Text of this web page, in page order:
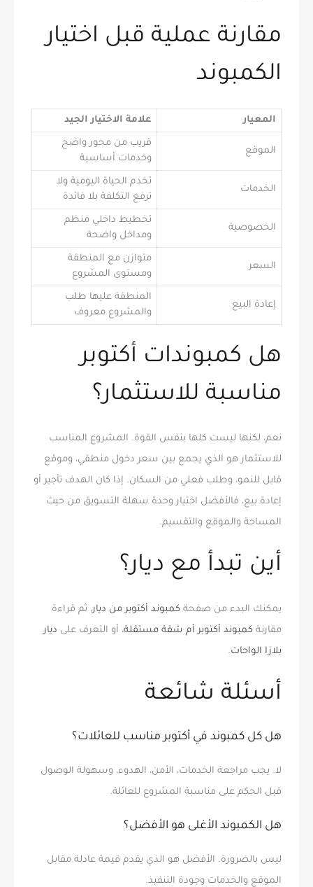
مقارنة عملية قبل اختيار
الكمبوند
المعيار علامة الاختيار الجيد
الموقع
قريب من محور واضح
وخدمات أساسية
الخدمات
تخدم الحياة اليومية ولا
ترفع التكلفة بلا فائدة
الخصوصية
تخطيط داخلي منظم
ومداخل واضحة
السعر
متوازن مع المنطقة
ومستوى المشروع
إعادة البيع
المنطقة عليها طلب
والمشروع معروف
هل كمبوندات أكتوبر
مناسبة للاستثمار؟
نعم، لكنها ليست كلها بنفس القوة. المشروع المناسب
للاستثمار هو الذي يجمع بين سعر دخول منطقي، وموقع
قابل للنمو، وطلب فعلي من السكان. إذا كان الهدف تأجير أو
إعادة بيع، فالأفضل اختيار وحدة سهلة التسويق من حيث
المساحة والموقع والتقسيم.
أين تبدأ مع ديار؟
يمكنك البدء من صفحة كمبوند أكتوبر من ديار، ثم قراءة
مقارنة كمبوند أكتوبر أم شقة مستقلة، أو التعرف على ديار
بلازا الواحات.
أسئلة شائعة
هل كل كمبوند في أكتوبر مناسب للعائلات؟
لا. يجب مراجعة الخدمات، الأمن، الهدوء، وسهولة الوصول
قبل الحكم على مناسبة المشروع للعائلة.
هل الكمبوند الأغلى هو الأفضل؟
ليس بالضرورة. الأفضل هو الذي يقدم قيمة عادلة مقابل
الموقع والخدمات وجودة التنفيذ.